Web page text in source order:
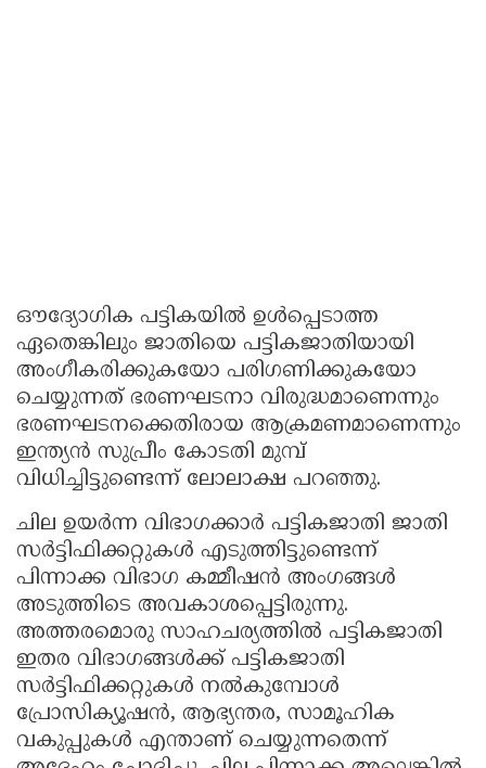
ഔദ്യോഗിക പട്ടികയിൽ ഉൾപ്പെടാത്ത
ഏതെങ്കിലും ജാതിയെ പട്ടികജാതിയായി
അംഗീകരിക്കുകയോ പരിഗണിക്കുകയോ
ചെയ്യുന്നത് ഭരണഘടനാ വിരുദ്ധമാണെന്നും
ഭരണഘടനക്കെതിരായ ആക്രമണമാണെന്നും
ഇന്ത്യൻ സുപ്രീം കോടതി മുമ്പ്
വിധിച്ചിട്ടുണ്ടെന്ന് ലോലാക്ഷ പറഞ്ഞു.
ചില ഉയർന്ന വിഭാഗക്കാർ പട്ടികജാതി ജാതി
സർട്ടിഫിക്കറ്റുകൾ എടുത്തിട്ടുണ്ടെന്ന്
പിന്നാക്ക വിഭാഗ കമ്മീഷൻ അംഗങ്ങൾ
അടുത്തിടെ അവകാശപ്പെട്ടിരുന്നു.
അത്തരമൊരു സാഹചര്യത്തിൽ പട്ടികജാതി
ഇതര വിഭാഗങ്ങൾക്ക് പട്ടികജാതി
സർട്ടിഫിക്കറ്റുകൾ നൽകുമ്പോൾ
പ്രോസിക്യൂഷൻ, ആഭ്യന്തര, സാമൂഹിക
വകുപ്പുകൾ എന്താണ് ചെയ്യുന്നതെന്ന്